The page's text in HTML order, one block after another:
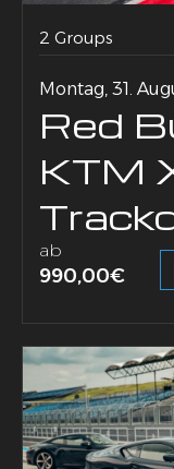
2 Groups
Montag, 31.
Red
KTM
ab
990,00€